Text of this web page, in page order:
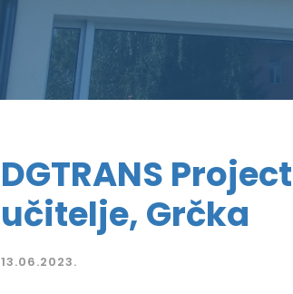
DGTRANS
učitelje, Grčka
13.06.2023.